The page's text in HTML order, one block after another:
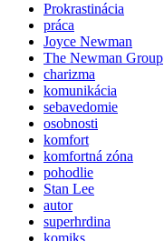
Prokrastinácia
práca
Joyce Newman
The Newman Group
charizma
komunikácia
sebavedomie
osobnosti
komfort
komfortná zóna
pohodlie
Stan Lee
autor
superhrdina
komiks